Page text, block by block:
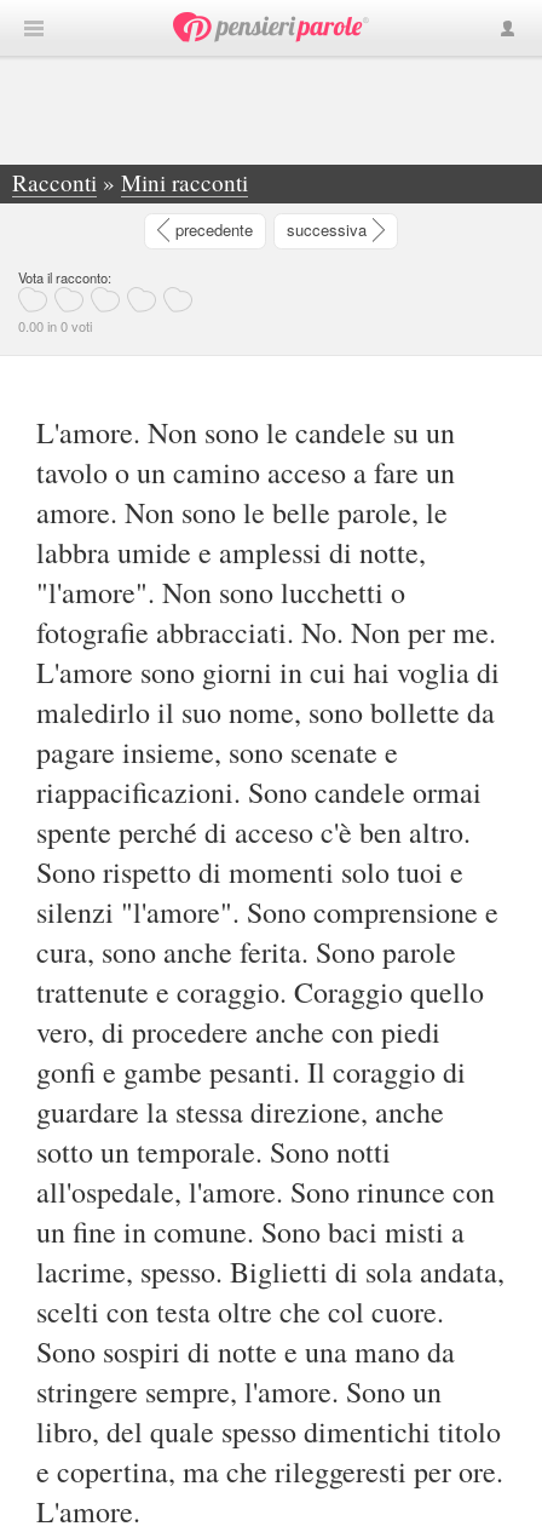
Racconti » Mini racconti
»L'amore. Non sono le candele su un tavolo o un... - Antonella Coletta
precedente successiva
Vota il racconto:
0.00 in 0 voti
L'amore. Non sono le candele su un
tavolo o un camino acceso a fare un
amore. Non sono le belle parole, le
labbra umide e amplessi di notte,
"l'amore". Non sono lucchetti o
fotografie abbracciati. No. Non per me.
L'amore sono giorni in cui hai voglia di
maledirlo il suo nome, sono bollette da
pagare insieme, sono scenate e
riappacificazioni. Sono candele ormai
spente perché di acceso c'è ben altro.
Sono rispetto di momenti solo tuoi e
silenzi "l'amore". Sono comprensione e
cura, sono anche ferita. Sono parole
trattenute e coraggio. Coraggio quello
vero, di procedere anche con piedi
gonfi e gambe pesanti. Il coraggio di
guardare la stessa direzione, anche
sotto un temporale. Sono notti
all'ospedale, l'amore. Sono rinunce con
un fine in comune. Sono baci misti a
lacrime, spesso. Biglietti di sola andata,
scelti con testa oltre che col cuore.
Sono sospiri di notte e una mano da
stringere sempre, l'amore. Sono un
libro, del quale spesso dimentichi titolo
e copertina, ma che rileggeresti per ore.
L'amore.